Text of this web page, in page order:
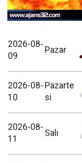
2026-08-
09
Pazar
2026-08-
10
Pazarte
si
2026-08-
11
Salı